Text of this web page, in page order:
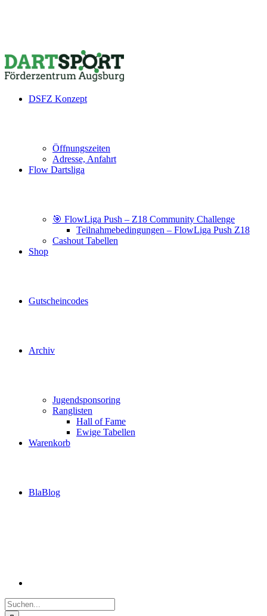
DSFZ Konzept
Öffnungszeiten
Adresse, Anfahrt
Flow Dartsliga
🎯 FlowLiga Push – Z18 Community Challenge
Teilnahmebedingungen – FlowLiga Push Z18
Cashout Tabellen
Shop
Gutscheincodes
Archiv
Jugendsponsoring
Ranglisten
Hall of Fame
Ewige Tabellen
Warenkorb
BlaBlog
Suche
nach: